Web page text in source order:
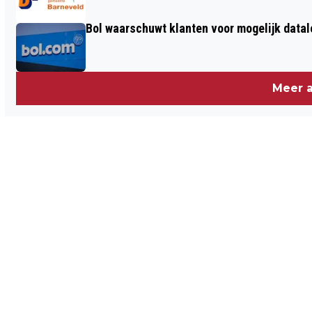
Bol waarschuwt klanten voor mogelijk
Meer